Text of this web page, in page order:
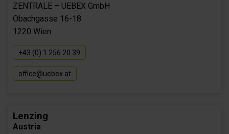
ZENTRALE – UEBEX GmbH
Obachgasse 16-18
1220 Wien
+43 (0) 1 256 20 39
office@uebex.at
Lenzing
Austria